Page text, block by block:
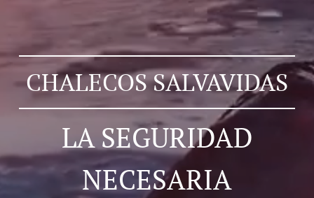
CHALECOS SALVAVIDAS
LA SEGURIDAD
NECESARIA